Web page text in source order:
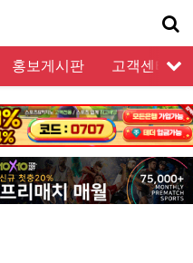
홍보게시판
고객센터